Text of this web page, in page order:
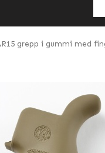
grepp i gummi med